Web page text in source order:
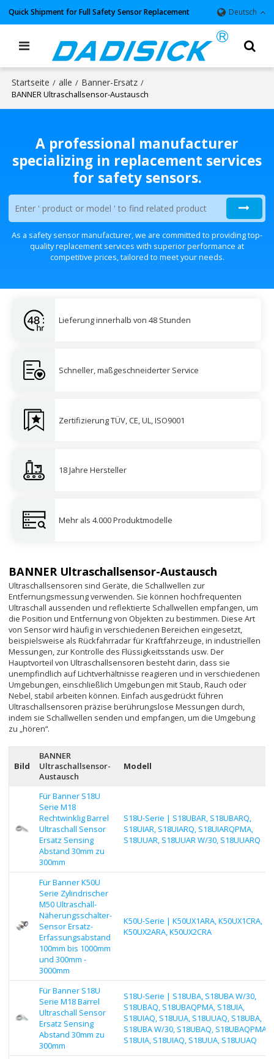
Quick Shipment for Full Safety Sensor Replacement Deutsch
Startseite / alle / Banner-Ersatz /
BANNER Ultraschallsensor-Austausch
A professional manufacturer
specializing in replacement services
for safety sensors.
As a safety sensor manufacturer, we are committed to providing top-
quality replacement services with superior performance at
competitive prices, tailored to meet your needs.
Lieferung innerhalb von 48 Stunden
Schneller, maßgeschneiderter Service
Zertifizierung TÜV, CE, UL, ISO9001
18 Jahre Hersteller
Mehr als 4.000 Produktmodelle
BANNER Ultraschallsensor-Austausch
Ultraschallsensoren sind Geräte, die Schallwellen zur
Entfernungsmessung verwenden. Sie können hochfrequenten
Ultraschall aussenden und reflektierte Schallwellen empfangen, um
die Position und Entfernung von Objekten zu bestimmen. Diese Art
von Sensor wird häufig in verschiedenen Bereichen eingesetzt,
beispielsweise als Rückfahrradar für Kraftfahrzeuge, in industriellen
Messungen, zur Kontrolle des Flüssigkeitsstands usw. Der
Hauptvorteil von Ultraschallsensoren besteht darin, dass sie
unempfindlich auf Lichtverhältnisse reagieren und in verschiedenen
Umgebungen, einschließlich Umgebungen mit Staub, Rauch oder
Nebel, stabil arbeiten können. Einfach ausgedrückt führen
Ultraschallsensoren präzise berührungslose Messungen durch,
indem sie Schallwellen senden und empfangen, um die Umgebung
zu „hören“.
Bild
BANNER
Ultraschallsensor-
Austausch
Modell
Für Banner S18U
Serie M18
Rechtwinklig Barrel
Ultraschall Sensor
Ersatz Sensing
Abstand 30mm zu
300mm
S18U-Serie | S18UBAR, S18UBARQ,
S18UIAR, S18UIARQ, S18UIARQPMA,
S18UUAR, S18UUAR W/30, S18UUARQ
Für Banner K50U
Serie Zylindrischer
M50 Ultraschall-
Näherungsschalter-
Sensor Ersatz-
Erfassungsabstand
100mm bis 1000mm
und 300mm -
3000mm
K50U-Serie | K50UX1ARA, K50UX1CRA,
K50UX2ARA, K50UX2CRA
Für Banner S18U
Serie M18 Barrel
Ultraschall Sensor
Ersatz Sensing
Abstand 30mm zu
300mm
S18U-Serie | S18UBA, S18UBA W/30,
S18UBAQ, S18UBAQPMA, S18UIA,
S18UIAQ, S18UUA, S18UUAQ, S18UBA,
S18UBA W/30, S18UBAQ, S18UBAQPMA,
S18UIA, S18UIAQ, S18UUA, S18UUAQ